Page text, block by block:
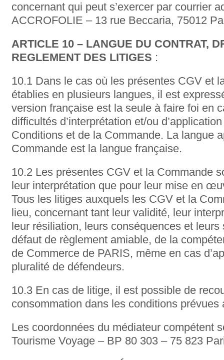
concernant qui peut s’exercer par courrier
ACCROFOLIE – 13 rue Beccaria, 75012
ARTICLE 10 – LANGUE DU CONTRAT,
REGLEMENT DES LITIGES :
10.1 Dans le cas où les présentes CGV et
établies en plusieurs langues, il est
version française est la seule à faire foi en
difficultés d’interprétation et/ou
Conditions et de la Commande. La langue
Commande est la langue française.
10.2 Les présentes CGV et la Commande
leur interprétation que pour leur mise en
Tous les litiges auxquels les CGV et la
lieu, concernant tant leur validité, leur
leur résiliation, leurs conséquences et leurs
défaut de règlement amiable, de la
de Commerce de PARIS, même en cas
pluralité de défendeurs.
10.3 En cas de litige, il est possible de
consommation dans les conditions prévues
Les coordonnées du médiateur compétent
Tourisme Voyage – BP 80 303 – 75 823